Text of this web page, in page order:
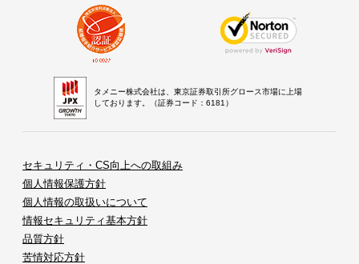
タメニー株式会社は、東京証券取引所グロース市場に上場
しております。（証券コード：6181）
セキュリティ・CS向上への取組み
個人情報保護方針
個人情報の取扱いについて
情報セキュリティ基本方針
品質方針
苦情対応方針